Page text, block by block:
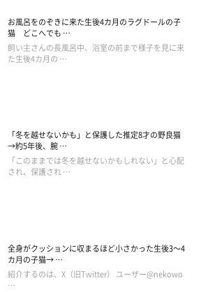
たなら」「3匹のちいさな猫を召喚でき
」（徳間書店）など、好評発売中。「ち
ら」は重版後、中国版・韓国版・インド
に新作漫画を更新中。詳しくは以下の
お風呂をのぞきに来た生後4カ月のラグドールの子
猫 どこへでも …
飼い主さんの長風呂中、浴室の前まで様子を見に来
た生後4カ月の …
「冬を越せないかも」と保護した推定8才の野良猫
→約5年後、腕 …
「このままでは冬を越せないかもしれない」と心配
され、保護され …
全身がクッションに収まるほど小さかった生後3～4
カ月の子猫→ …
紹介するのは、X（旧Twitter） ユーザー@nekowo
…